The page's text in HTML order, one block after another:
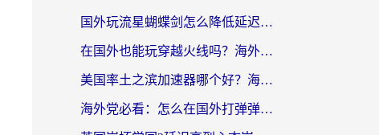
国外玩流星蝴蝶剑怎么降低延迟？海外党必看的加速秘籍（含欧洲鸣潮&彩虹岛优化攻略）
在国外也能玩穿越火线吗？海外玩家国服游戏畅玩终极指南
美国率土之滨加速器哪个好？海外党国服游戏畅玩终极指南（附多游戏解决方案）
海外党必看：怎么在国外打弹弹堂不卡？番茄加速器亲测指南